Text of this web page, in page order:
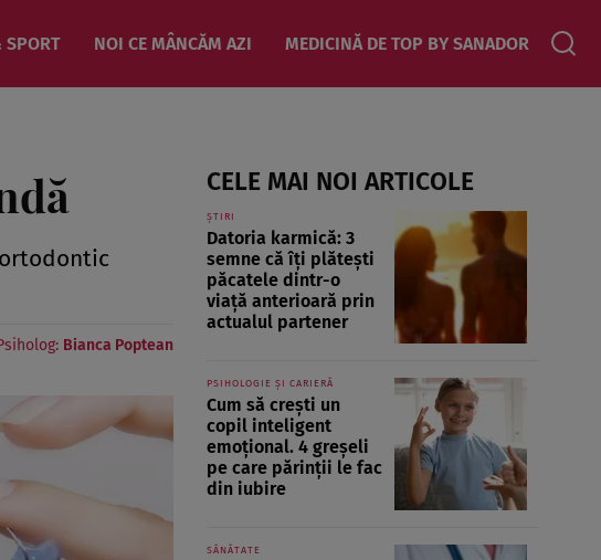
SPORT NOI CE MÂNCĂM AZI MEDICINĂ DE TOP BY SANADOR
Bianca Poptean
CELE MAI NOI ARTICOLE
ȘTIRI
Datoria karmică: 3
semne că îți plătești
păcatele dintr-o
viață anterioară prin
actualul partener
PSIHOLOGIE ȘI CARIERĂ
Cum să crești un
copil inteligent
emoțional. 4 greșeli
pe care părinții le fac
din iubire
SĂNĂTATE